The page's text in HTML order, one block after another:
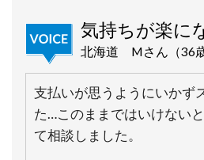
気持ちが楽に
北海道 Mさん（36歳
支払いが思うようにいかず
た…このままではいけない
て相談しました。